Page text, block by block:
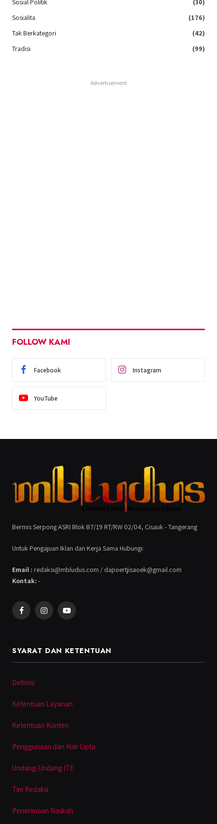
Sosial Politik
(30)
Sosialita
(176)
Tak Berkategori
(42)
Tradisi
(99)
Advertisement
FOLLOW KAMI
Facebook Instagram
YouTube
Bermis Serpong ASRI Blok B7/19 RT/RW 02/04, Cisauk - Tangerang
Untuk Pengajuan Iklan dan Kerja Sama Hubungi:
Email : redaksi@mbludus.com / dapoertjisaoek@gmail.com
Kontak: -
FacebookInstagramYouTube
SYARAT DAN KETENTUAN
Definisi
Ketentuan Layanan
Ketentuan Konten
Penggunaan dan Hak Cipta
Undang-Undang ITE
Tim Redaksi
Penerimaan Naskah